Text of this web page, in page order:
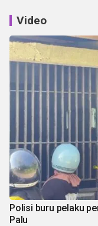
Video
Polisi buru pelaku
Palu